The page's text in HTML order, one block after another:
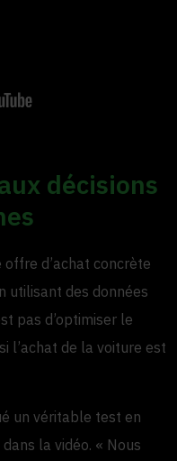
décisions
offre d’achat concrète
utilisant des données
pas d’optimiser le
l’achat de la voiture est
un véritable test en
la vidéo. « Nous